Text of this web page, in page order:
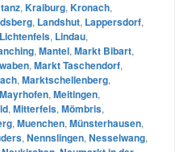
, Kraiburg, Kronach,
, Landshut, Lappersdorf,
Lichtenfels, Lindau,
, Mantel, Markt Bibart,
, Markt Taschendorf,
, Marktschellenberg,
Mayrhofen, Meitingen,
, Mitterfels, Mömbris,
, Muenchen, Münsterhausen,
, Nennslingen, Nesselwang,